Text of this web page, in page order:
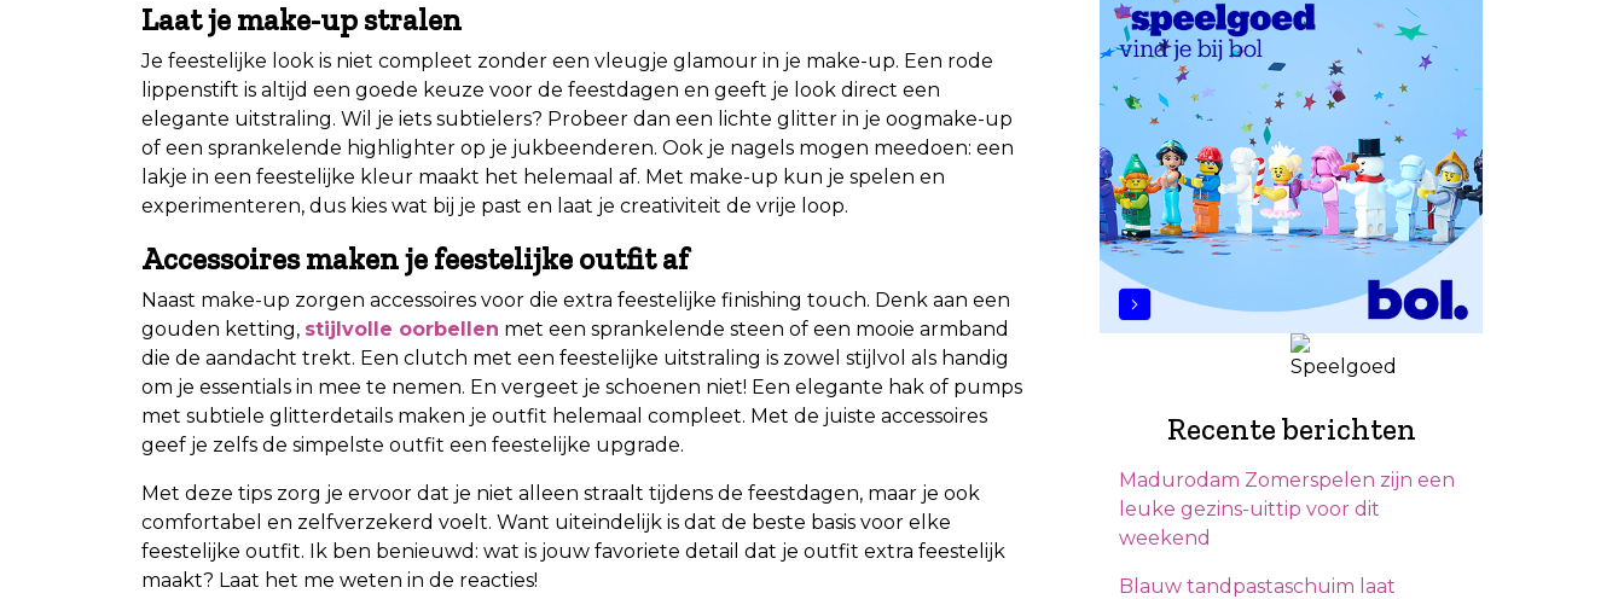
Laat je make-up stralen
Je feestelijke look is niet compleet zonder een vleugje glamour in je make-up. Een rode
lippenstift is altijd een goede keuze voor de feestdagen en geeft je look direct een
elegante uitstraling. Wil je iets subtielers? Probeer dan een lichte glitter in je oogmake-up
of een sprankelende highlighter op je jukbeenderen. Ook je nagels mogen meedoen: een
lakje in een feestelijke kleur maakt het helemaal af. Met make-up kun je spelen en
experimenteren, dus kies wat bij je past en laat je creativiteit de vrije loop.
Accessoires maken je feestelijke outfit af
Naast make-up zorgen accessoires voor die extra feestelijke finishing touch. Denk aan een
gouden ketting, stijlvolle oorbellen met een sprankelende steen of een mooie armband
die de aandacht trekt. Een clutch met een feestelijke uitstraling is zowel stijlvol als handig
om je essentials in mee te nemen. En vergeet je schoenen niet! Een elegante hak of pumps
met subtiele glitterdetails maken je outfit helemaal compleet. Met de juiste accessoires
geef je zelfs de simpelste outfit een feestelijke upgrade.
Met deze tips zorg je ervoor dat je niet alleen straalt tijdens de feestdagen, maar je ook
comfortabel en zelfverzekerd voelt. Want uiteindelijk is dat de beste basis voor elke
feestelijke outfit. Ik ben benieuwd: wat is jouw favoriete detail dat je outfit extra feestelijk
maakt? Laat het me weten in de reacties!
Recente berichten
Madurodam Zomerspelen zijn een
leuke gezins-uittip voor dit
weekend
Blauw tandpastaschuim laat